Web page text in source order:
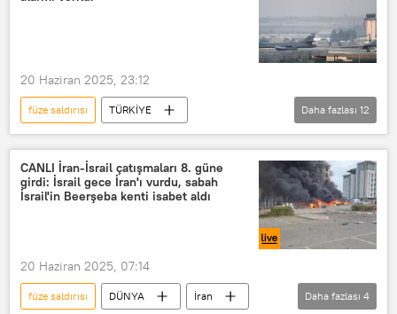
20 Haziran 2025, 23:12
füze saldırısı
TÜRKİYE
İncirlik Hava Üssü
ABD
Asker
Paralı asker
Yabancı asker
Füze
alarm
Kırmızı alarm
Daha fazlası 12
CANLI İran-İsrail çatışmaları 8. güne
girdi: İsrail gece İran'ı vurdu, sabah
İsrail'in Beerşeba kenti isabet aldı
20 Haziran 2025, 07:14
füze saldırısı DÜNYA
İran
Daha fazlası 4